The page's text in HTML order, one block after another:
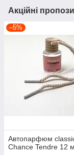
Акційні
–5%
Автопарфюм
Chance Tendre 12